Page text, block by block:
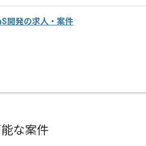
開発の求人・案件
な案件